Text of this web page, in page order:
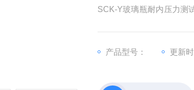
SCK-Y玻璃瓶耐内压力测
瓶厂家、质检机构、制药
产品型号： 更新